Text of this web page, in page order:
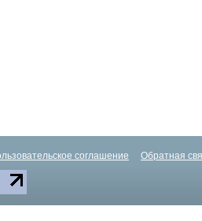
соглашение Обратная